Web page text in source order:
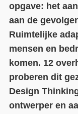
inhoud
opgave: het
aan de
Ruimtelijke
mensen en
komen. 12
proberen dit
Design
ontwerper en